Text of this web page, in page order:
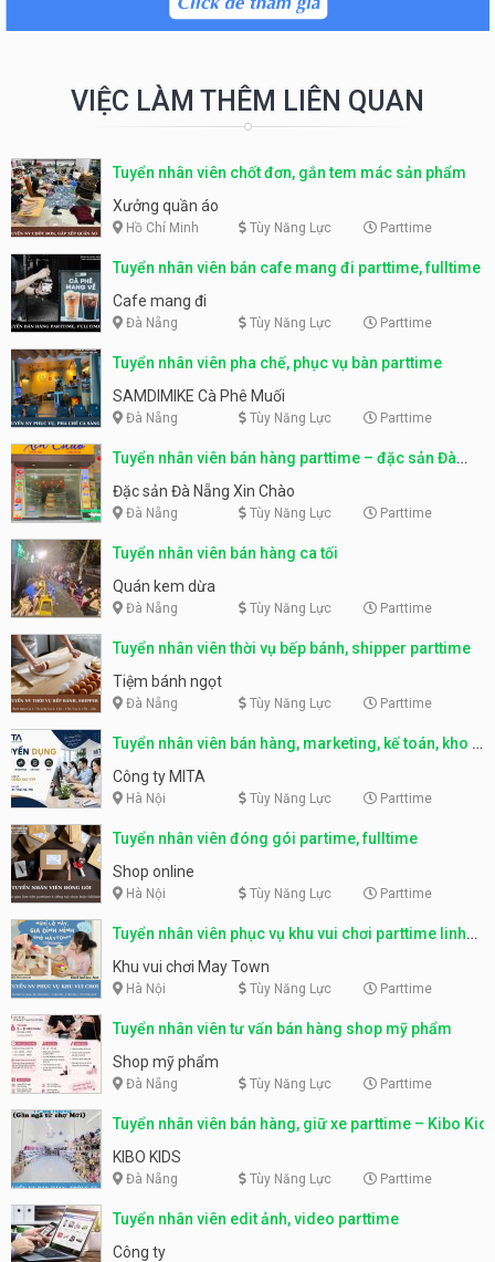
VIỆC LÀM THÊM LIÊN QUAN
Tuyển nhân viên chốt đơn, gắn tem mác sản phẩm
Xưởng quần áo
Hồ Chí Minh Tùy Năng Lực Parttime
Tuyển nhân viên bán cafe mang đi parttime, fulltime
Cafe mang đi
Đà Nẵng Tùy Năng Lực Parttime
Tuyển nhân viên pha chế, phục vụ bàn parttime
SAMDIMIKE Cà Phê Muối
Đà Nẵng Tùy Năng Lực Parttime
Tuyển nhân viên bán hàng parttime – đặc sản Đà
Nẵng
Đặc sản Đà Nẵng Xin Chào
Đà Nẵng Tùy Năng Lực Parttime
Tuyển nhân viên bán hàng ca tối
Quán kem dừa
Đà Nẵng Tùy Năng Lực Parttime
Tuyển nhân viên thời vụ bếp bánh, shipper parttime
Tiệm bánh ngọt
Đà Nẵng Tùy Năng Lực Parttime
Tuyển nhân viên bán hàng, marketing, kế toán, kho –
parttime, fulltime
Công ty MITA
Hà Nội Tùy Năng Lực Parttime
Tuyển nhân viên đóng gói partime, fulltime
Shop online
Hà Nội Tùy Năng Lực Parttime
Tuyển nhân viên phục vụ khu vui chơi parttime linh
động
Khu vui chơi May Town
Hà Nội Tùy Năng Lực Parttime
Tuyển nhân viên tư vấn bán hàng shop mỹ phẩm
Shop mỹ phẩm
Đà Nẵng Tùy Năng Lực Parttime
Tuyển nhân viên bán hàng, giữ xe parttime – Kibo Kid
KIBO KIDS
Đà Nẵng Tùy Năng Lực Parttime
Tuyển nhân viên edit ảnh, video parttime
Công ty